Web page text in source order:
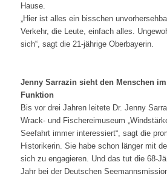
Hause.
„Hier ist alles ein bisschen
Verkehr, die Leute, einfach alles.
sich“, sagt die 21-jährige Oberbayerin.
Jenny Sarrazin sieht den Menschen
Funktion
Bis vor drei Jahren leitete Dr. Jenny
Wrack- und Fischereimuseum
Seefahrt immer interessiert“, sagt die
Historikerin. Sie habe schon länger mit
sich zu engagieren. Und das tut die 68-
Jahr bei der Deutschen